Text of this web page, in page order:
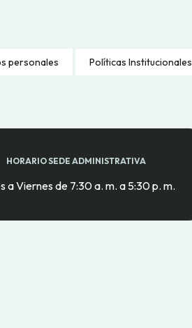
personales Políticas Institucionales
HORARIO SEDE ADMINISTRATIVA
a Viernes de 7:30 a. m. a 5:30 p. m.